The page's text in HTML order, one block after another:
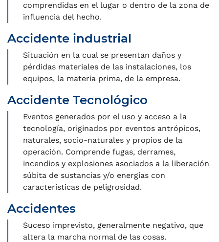
comprendidas en el lugar o dentro de la zona de
influencia del hecho.
Accidente industrial
Situación en la cual se presentan daños y
pérdidas materiales de las instalaciones, los
equipos, la materia prima, de la empresa.
Accidente Tecnológico
Eventos generados por el uso y acceso a la
tecnología, originados por eventos antrópicos,
naturales, socio-naturales y propios de la
operación. Comprende fugas, derrames,
incendios y explosiones asociados a la liberación
súbita de sustancias y/o energías con
características de peligrosidad.
Accidentes
Suceso imprevisto, generalmente negativo, que
altera la marcha normal de las cosas.